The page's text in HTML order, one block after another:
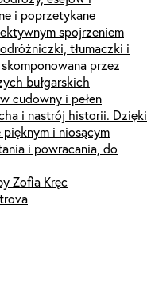
i poprzetykane
spojrzeniem
tłumaczki i
przez
bułgarskich
cudowny i pełen
i nastrój historii. Dzięki
i niosącym
i powracania, do
Zofia Kręc